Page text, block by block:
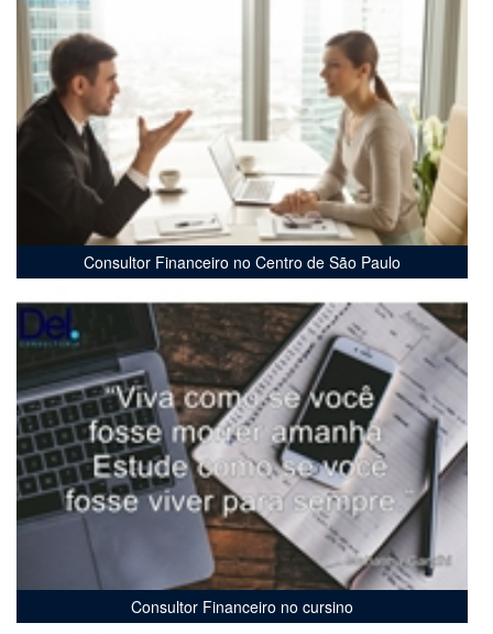
Consultor Financeiro no Centro de São Paulo
Consultor Financeiro no cursino